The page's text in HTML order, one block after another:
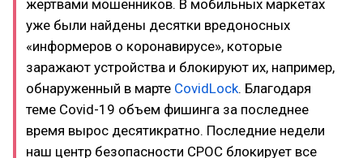
жертвами мошенников. В мобильных маркетах
уже были найдены десятки вредоносных
«информеров о коронавирусе», которые
заражают устройства и блокируют их, например,
обнаруженный в марте CovidLock. Благодаря
теме Covid-19 объем фишинга за последнее
время вырос десятикратно. Последние недели
наш центр безопасности CPOC блокирует все